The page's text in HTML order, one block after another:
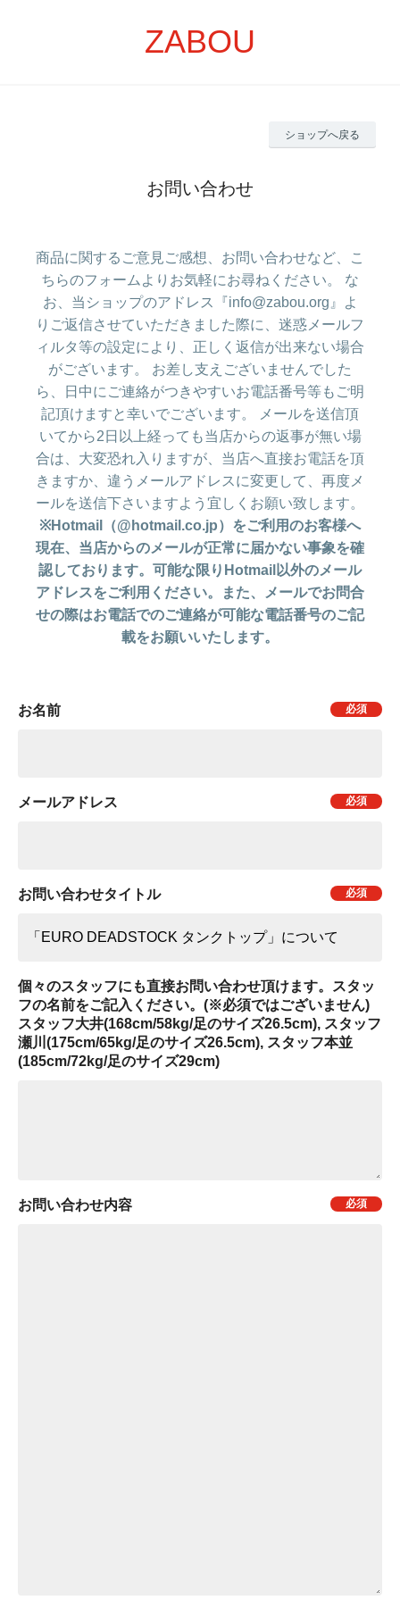
ZABOU
ショップへ戻る
お問い合わせ
商品に関するご意見ご感想、お問い合わせなど、こ
ちらのフォームよりお気軽にお尋ねください。 な
お、当ショップのアドレス『info@zabou.org』よ
りご返信させていただきました際に、迷惑メールフ
ィルタ等の設定により、正しく返信が出来ない場合
がございます。 お差し支えございませんでした
ら、日中にご連絡がつきやすいお電話番号等もご明
記頂けますと幸いでございます。 メールを送信頂
いてから2日以上経っても当店からの返事が無い場
合は、大変恐れ入りますが、当店へ直接お電話を頂
きますか、違うメールアドレスに変更して、再度メ
ールを送信下さいますよう宜しくお願い致します。
※Hotmail（@hotmail.co.jp）をご利用のお客様へ
現在、当店からのメールが正常に届かない事象を確
認しております。可能な限りHotmail以外のメール
アドレスをご利用ください。また、メールでお問合
せの際はお電話でのご連絡が可能な電話番号のご記
載をお願いいたします。
お名前
メールアドレス
お問い合わせタイトル
個々のスタッフにも直接お問い合わせ頂けます。スタッ
フの名前をご記入ください。(※必須ではございません)
スタッフ大井(168cm/58kg/足のサイズ26.5cm), スタッフ
瀬川(175cm/65kg/足のサイズ26.5cm), スタッフ本並
(185cm/72kg/足のサイズ29cm)
お問い合わせ内容